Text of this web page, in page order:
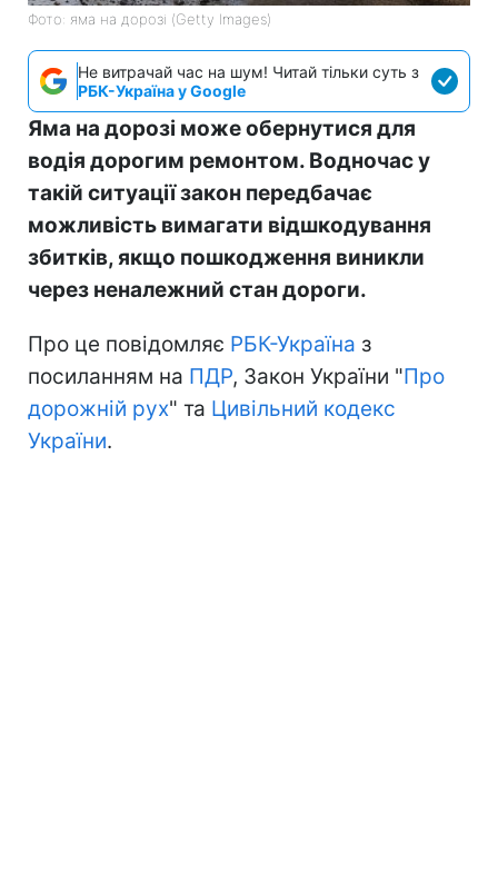
Фото: яма на дорозі (Getty Images)
Не витрачай час на шум! Читай тільки суть з
РБК-Україна у Google
Яма на дорозі може обернутися для
водія дорогим ремонтом. Водночас у
такій ситуації закон передбачає
можливість вимагати відшкодування
збитків, якщо пошкодження виникли
через неналежний стан дороги.
Про це повідомляє РБК-Україна з
посиланням на ПДР, Закон України "Про
дорожній рух" та Цивільний кодекс
України.